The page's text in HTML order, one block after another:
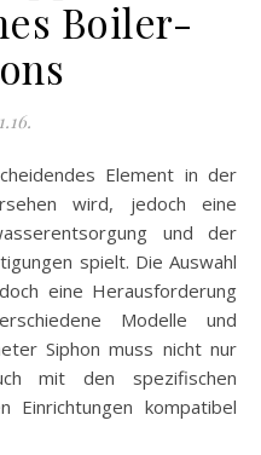
Boiler-
wird, jedoch eine
und der
spielt. Die Auswahl
eine Herausforderung
Modelle und
Siphon muss nicht nur
mit den spezifischen
Einrichtungen kompatibel